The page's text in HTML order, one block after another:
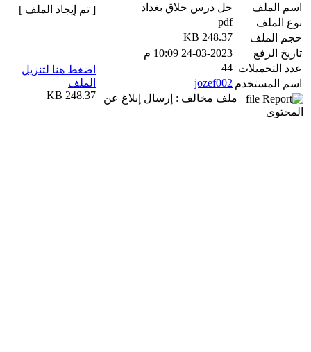
اسم الملف
حل درس حلاق بغداد
نوع الملف
pdf
حجم الملف
248.37 KB
تاريخ الرفع
24-03-2023 10:09 م
عدد التحميلات 44
اسم المستخدم jozef002
ملف مخالف : إرسال إبلاغ عن
المحتوى
[ تم إيجاد الملف ]
اضغط هنا لتنزيل
الملف
248.37 KB